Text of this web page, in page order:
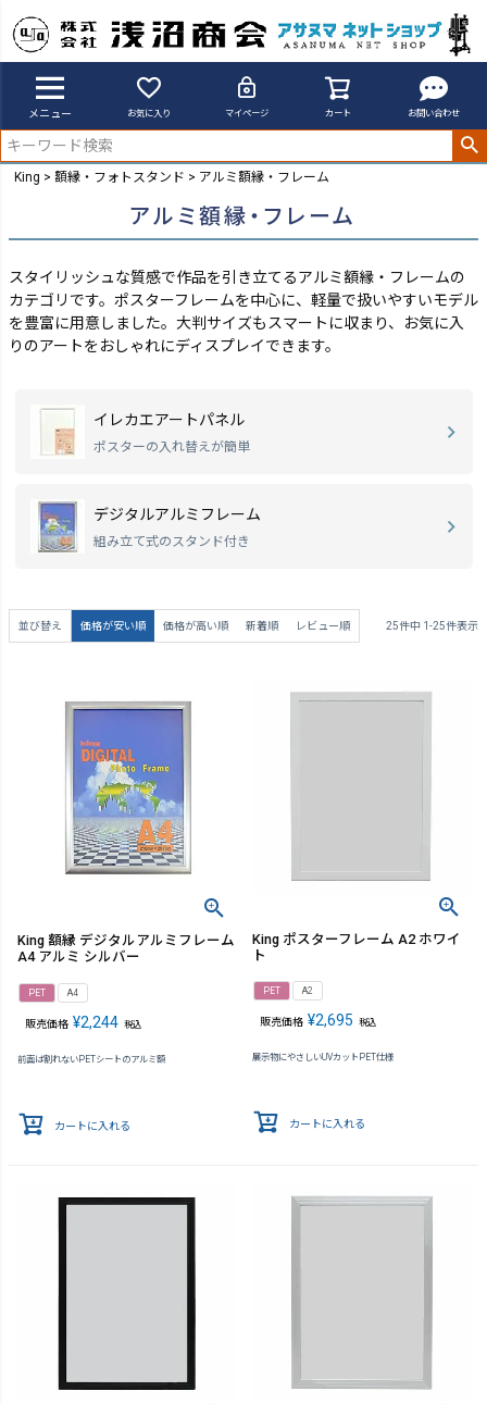
メニュー お気に入り マイページ カート お問い合わせ
King 額縁・フォトスタンド アルミ額縁・フレーム
アルミ額縁・フレーム
スタイリッシュな質感で作品を引き立てるアルミ額縁・フレームの
カテゴリです。ポスターフレームを中心に、軽量で扱いやすいモデル
を豊富に用意しました。 大判サイズもスマートに収まり、お気に入
りのアートをおしゃれにディスプレイできます。
イレカエアートパネル
ポスターの入れ替えが簡単
デジタルアルミフレーム
組み立て式のスタンド付き
並び替え 価格が安い順 価格が高い順 新着順 レビュー順 25件中 1 -25件表示
King 額縁 デジタルアルミフレーム
A4 アルミ シルバー
PET A4
販売価格 ¥2,244 税込
前面は割れないPETシートのアルミ額
カートに入れる
King ポスターフレーム A2 ホワイ
ト
PET A2
販売価格 ¥2,695 税込
展示物にやさしいUVカットPET仕様
カートに入れる